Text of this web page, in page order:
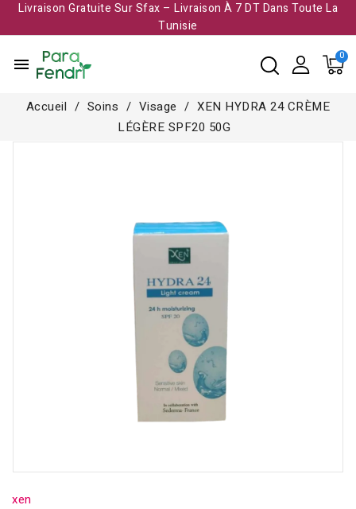
Livraison Gratuite Sur Sfax – Livraison À 7 DT Dans Toute La
Tunisie​
menu
Accueil Soins Visage
XEN HYDRA 24 CRÈME
LÉGÈRE SPF20 50G
xen